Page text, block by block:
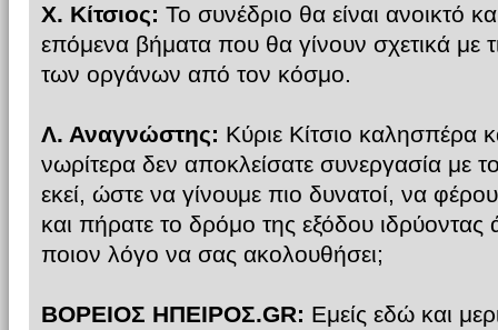
Χ. Κίτσιος: Το συνέδριο θα είναι ανοικτό
επόμενα βήματα που θα γίνουν σχετικά με
των οργάνων από τον κόσμο.
Λ. Αναγνώστης: Κύριε Κίτσιο καλησπέρα
νωρίτερα δεν αποκλείσατε συνεργασία με
εκεί, ώστε να γίνουμε πιο δυνατοί, να
και πήρατε το δρόμο της εξόδου
ποιον λόγο να σας ακολουθήσει;
ΒΟΡΕΙΟΣ ΗΠΕΙΡΟΣ.GR: Εμείς εδώ και